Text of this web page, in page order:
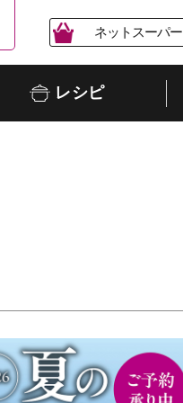
ネットスーパー
レシピ